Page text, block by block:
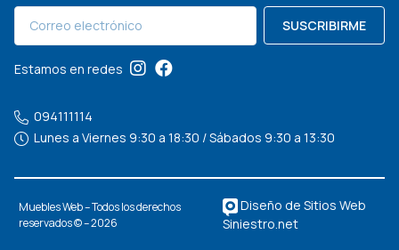
SUSCRIBIRME
Estamos en redes
094111114
Lunes a Viernes 9:30 a 18:30 / Sábados 9:30 a 13:30
Muebles Web – Todos los derechos
reservados © – 2026
Diseño de Sitios Web
Siniestro.net